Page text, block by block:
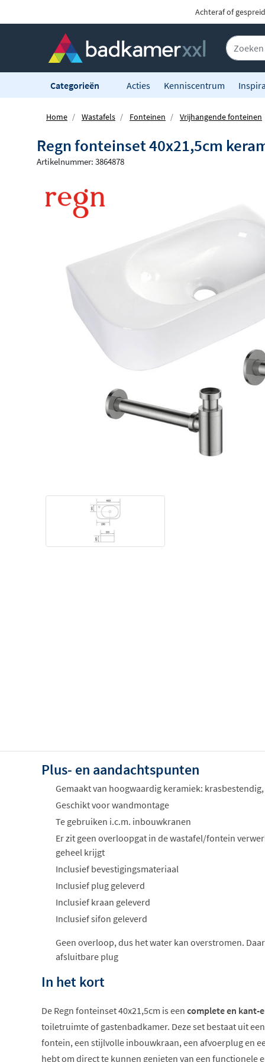
Achteraf of
Categorieën Acties Kenniscentrum
Home Wastafels Fonteinen Vrijhangende fonteinen
Regn fonteinset 40x21,5cm
Artikelnummer: 3864878
Plus- en aandachtspunten
Gemaakt van hoogwaardig keramiek:
Geschikt voor wandmontage
Te gebruiken i.c.m. inbouwkranen
Er zit geen overloopgat in de wastafel/fontein
geheel krijgt
Inclusief bevestigingsmateriaal
Inclusief plug geleverd
Inclusief kraan geleverd
Inclusief sifon geleverd
Geen overloop, dus het water kan overstromen.
afsluitbare plug
In het kort
De Regn fonteinset 40x21,5cm is een complete en kant-
toiletruimte of gastenbadkamer. Deze set bestaat uit
fontein, een stijlvolle inbouwkraan, een afvoerplug en
hebt om direct te kunnen genieten van een functionele